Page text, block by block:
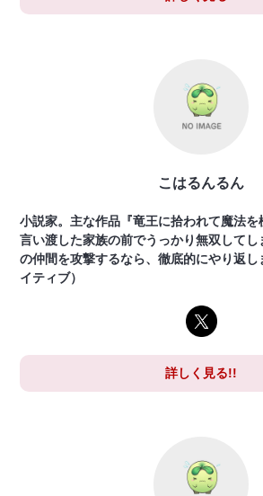
こはるんるん
小説家。主な作品『竜王に拾われて魔法
言い渡した家族の前でうっかり無双して
の仲間を攻撃するなら、徹底的にやり返
イティブ）
詳しく見る!!